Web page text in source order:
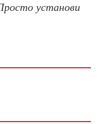
установи